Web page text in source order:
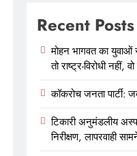
Recent Posts
मोहन भागवत का
तो राष्ट्र-विरोधी नहीं,
कॉकरोच जनता
टिकारी अनुमंडलीय
निरीक्षण, लापरवाही